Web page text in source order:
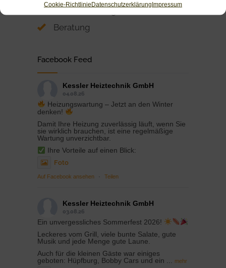
Cookie-RichtlinieDatenschutzerklärungImpressum
Modernisierung
Beratung
Facebook Feed
Kessler Heiztechnik GmbH
04.08.26
Heizungswartung – Jetzt an den Winter
denken!
Damit Ihre Heizung zuverlässig läuft, wenn Sie
sie wirklich brauchen, ist eine regelmäßige
Wartung unverzichtbar.
Ihre Vorteile auf einen Blick:
Foto
Auf Facebook ansehen · Teilen
Kessler Heiztechnik GmbH
03.08.26
Ein unvergessliches Sommerfest 2026!
Leckeres vom Grill, viele bunte Salate, gute
Musik und jede Menge gute Laune.
Auch für die kleinen Gäste war einiges
geboten: Hüpfburg, Bobby Cars und ein
mehr